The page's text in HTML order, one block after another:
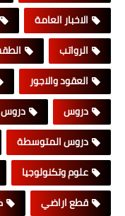
الاخبار العامة
الرواتب
العقود والاجور
دروس
دروس
دروس المتوسطة
علوم وتكنولوجيا
قطع اراضي